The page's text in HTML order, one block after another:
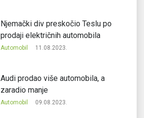
Njemački div preskočio Teslu po
prodaji električnih automobila
Automobil 11.08.2023.
Audi prodao više automobila, a
zaradio manje
Automobil 09.08.2023.